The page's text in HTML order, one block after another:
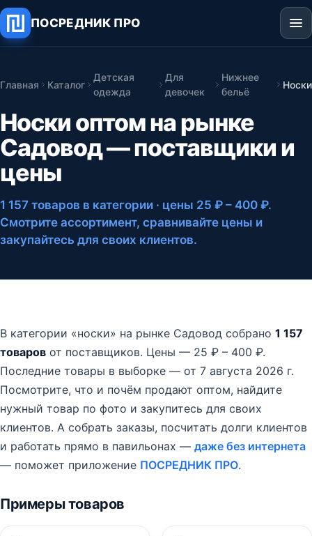
ПОСРЕДНИК ПРО
Главная Каталог
Детская
одежда
Для
девочек
Нижнее
бельё
Носки
Носки оптом на рынке
Садовод — поставщики и
цены
1 157 товаров в категории · цены 25 ₽ – 400 ₽.
Смотрите ассортимент, сравнивайте цены и
закупайтесь для своих клиентов.
В категории «носки» на рынке Садовод собрано 1 157
товаров от поставщиков. Цены — 25 ₽ – 400 ₽.
Последние товары в выборке — от 7 августа 2026 г.
Посмотрите, что и почём продают оптом, найдите
нужный товар по фото и закупитесь для своих
клиентов. А собрать заказы, посчитать долги клиентов
и работать прямо в павильонах — даже без интернета
— поможет приложение ПОСРЕДНИК ПРО.
Примеры товаров